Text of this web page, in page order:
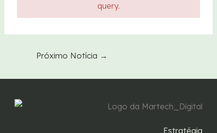
query.
Próximo Notícia →
Estratégia